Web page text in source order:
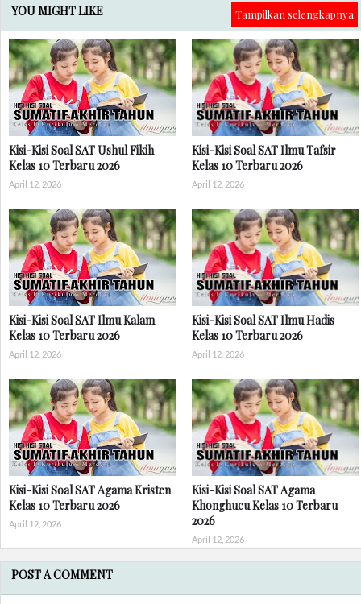
YOU MIGHT LIKE Tampilkan selengkapnya
Kisi-Kisi Soal SAT Ushul Fikih
Kelas 10 Terbaru 2026
April 12, 2026
Kisi-Kisi Soal SAT Ilmu Tafsir
Kelas 10 Terbaru 2026
April 12, 2026
Kisi-Kisi Soal SAT Ilmu Kalam
Kelas 10 Terbaru 2026
April 12, 2026
Kisi-Kisi Soal SAT Ilmu Hadis
Kelas 10 Terbaru 2026
April 12, 2026
Kisi-Kisi Soal SAT Agama Kristen
Kelas 10 Terbaru 2026
April 12, 2026
Kisi-Kisi Soal SAT Agama
Khonghucu Kelas 10 Terbaru
2026
April 12, 2026
POST A COMMENT